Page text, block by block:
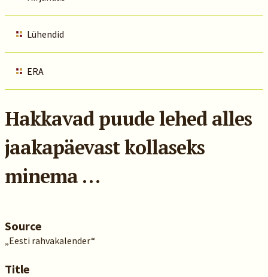
Lühendid
ERA
Hakkavad puude lehed alles
jaakapäevast kollaseks
minema …
Source
„Eesti rahvakalender“
Title